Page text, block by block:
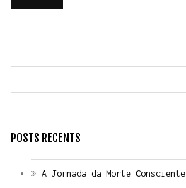
POSTS RECENTS
A Jornada da Morte Consciente